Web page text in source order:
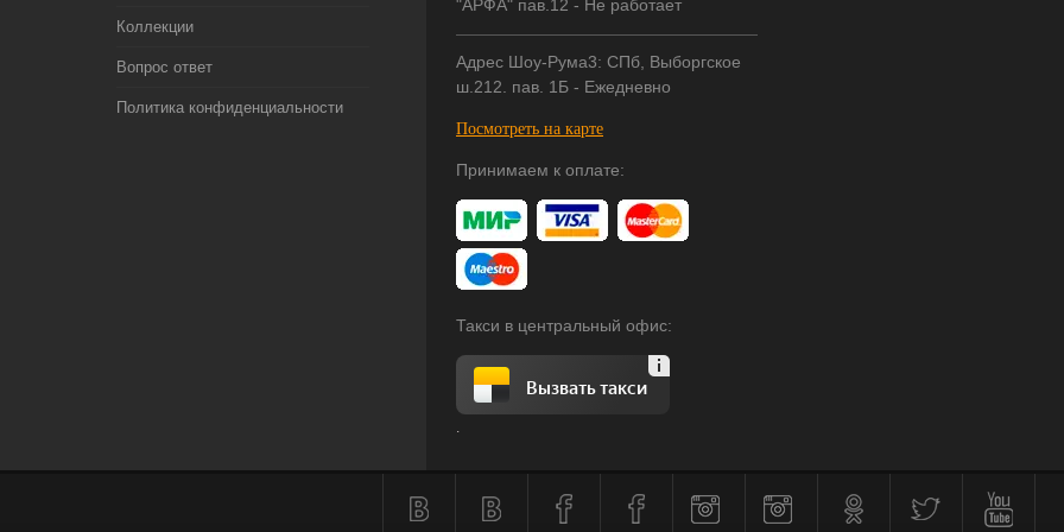
Коллекции
Вопрос ответ
Политика конфиденциальности
"АРФА" пав.12 - Не работает
Адрес Шоу-Рума3: СПб, Выборгское
ш.212. пав. 1Б - Ежедневно
Посмотреть на карте
Принимаем к оплате:
Такси в центральный офис:
Вызвать такси
.